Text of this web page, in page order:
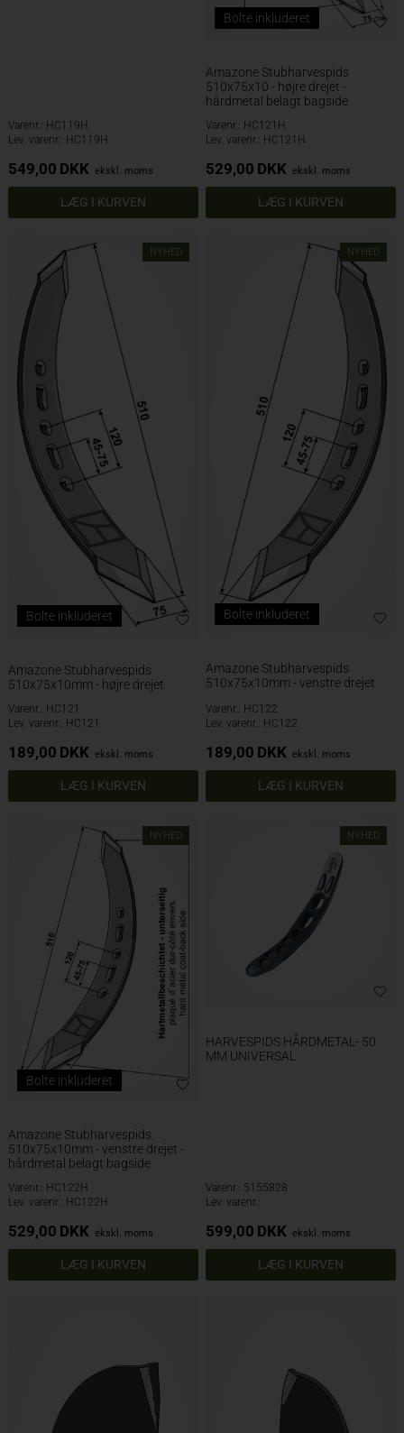
Varenr.: HC119H
Lev. varenr.: HC119H
549,00 DKK ekskl. moms
Bolte inkluderet
Amazone Stubharvespids
510x75x10 - højre drejet -
hårdmetal belagt bagside
Varenr.: HC121H
Lev. varenr.: HC121H
529,00 DKK ekskl. moms
NYHED
Bolte inkluderet
Amazone Stubharvespids
510x75x10mm - højre drejet
Varenr.: HC121
Lev. varenr.: HC121
189,00 DKK ekskl. moms
NYHED
Bolte inkluderet
Amazone Stubharvespids
510x75x10mm - venstre drejet
Varenr.: HC122
Lev. varenr.: HC122
189,00 DKK ekskl. moms
NYHED
Bolte inkluderet
Amazone Stubharvespids
510x75x10mm - venstre drejet -
hårdmetal belagt bagside
Varenr.: HC122H
Lev. varenr.: HC122H
529,00 DKK ekskl. moms
NYHED
HARVESPIDS HÅRDMETAL- 50
MM UNIVERSAL
Varenr.: 5155828
Lev. varenr.:
599,00 DKK ekskl. moms